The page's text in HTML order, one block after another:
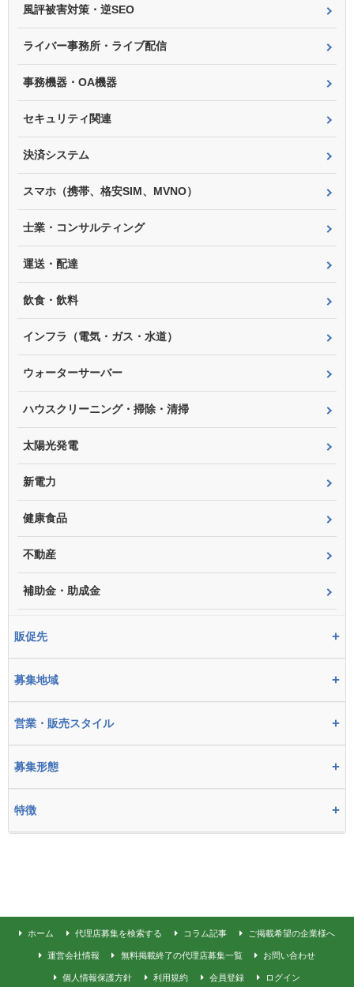
風評被害対策・逆SEO
ライバー事務所・ライブ配信
事務機器・OA機器
セキュリティ関連
決済システム
スマホ（携帯、格安SIM、MVNO）
士業・コンサルティング
運送・配達
飲食・飲料
インフラ（電気・ガス・水道）
ウォーターサーバー
ハウスクリーニング・掃除・清掃
太陽光発電
新電力
健康食品
不動産
補助金・助成金
販促先 +
募集地域 +
営業・販売スタイル +
募集形態 +
特徴 +
ホーム 代理店募集を検索する コラム記事 ご掲載希望の企業様へ
運営会社情報 無料掲載終了の代理店募集一覧 お問い合わせ
個人情報保護方針 利用規約 会員登録 ログイン